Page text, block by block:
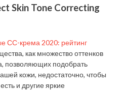
Skin Tone Correcting
как множество оттенков
позволяющих подобрать
кожи, недостаточно, чтобы
и другие яркие